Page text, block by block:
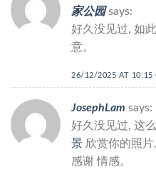
家公园 says:
好久没见过, 如
意。
26/12/2025 AT 10:15
JosephLam says:
好久没见过, 这
景 欣赏你的照
感谢 情感。